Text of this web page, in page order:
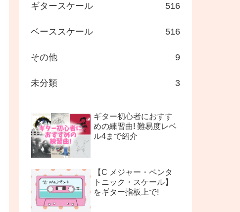
ギタースケール 516
ベーススケール 516
その他 9
未分類 3
ギター初心者におすす
めの練習曲! 難易度レベ
ル4まで紹介
【C メジャー・ペンタ
トニック・スケール】
をギター指板上で!